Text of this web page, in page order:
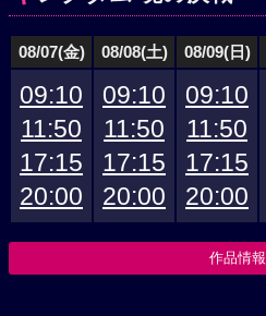
08/07(金) 08/08(土) 08/09(日)
09:10
11:50
17:15
20:00
09:10
11:50
17:15
20:00
09:10
11:50
17:15
20:00
作品情報